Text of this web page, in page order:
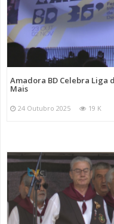
Amadora BD Celebra Liga
Mais
24 Outubro 2025 19 K